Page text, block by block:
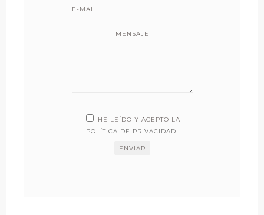
MENSAJE
HE LEÍDO Y ACEPTO LA
POLÍTICA DE PRIVACIDAD.